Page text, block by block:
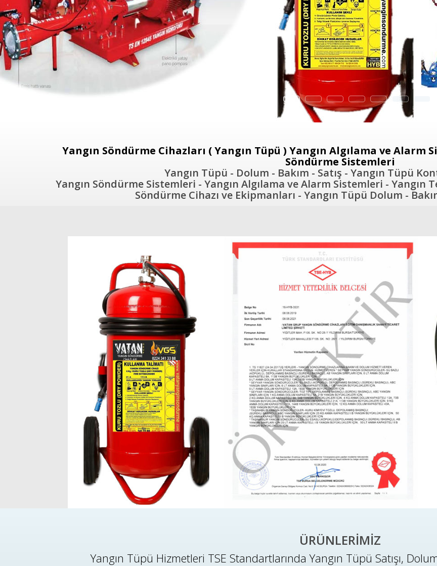
Yangın Söndürme Cihazları ( Yangın Tüpü ) Yangın Algılama ve Alarm
Söndürme Sistemleri
Yangın Tüpü - Dolum - Bakım - Satış - Yangın Tüpü
Yangın Söndürme Sistemleri - Yangın Algılama ve Alarm Sistemleri - Yangın
Söndürme Cihazı ve Ekipmanları - Yangın Tüpü Dolum -
ÜRÜNLERİMİZ
Yangın Tüpü Hizmetleri TSE Standartlarında Yangın Tüpü Satışı,